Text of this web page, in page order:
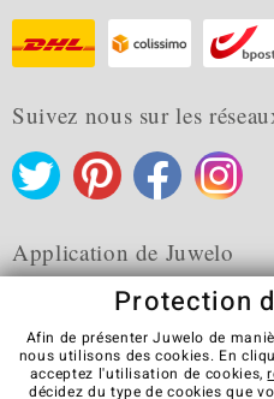
Suivez nous sur les
Application de Juwelo
CGV Protection
Protection
Afin de présenter Juwelo de
nous utilisons des cookies. En
acceptez l'utilisation de cookies,
décidez du type de cookies que